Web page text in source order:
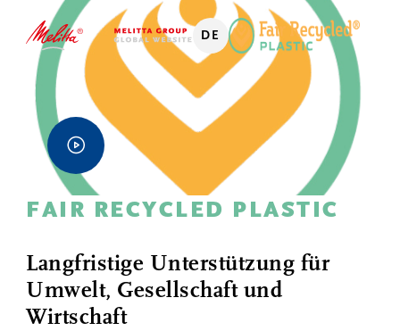
DE
FAIR RECYCLED PLASTIC
Langfristige Unterstützung für
Umwelt, Gesellschaft und
Wirtschaft